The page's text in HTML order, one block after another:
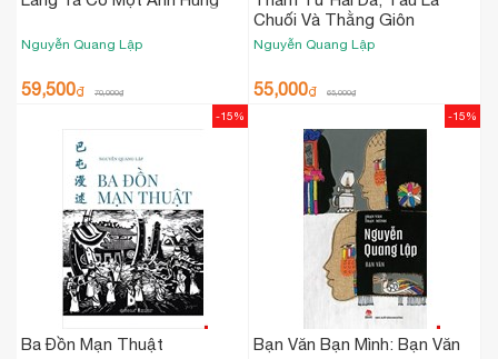
Nguyễn Quang Lập
59,500₫ 70,000₫
Chuối Và Thằng Giôn
Nguyễn Quang Lập
55,000₫ 65,000₫
Ba Đồn Mạn Thuật
-15%
Bạn Văn Bạn Mình: Bạn Văn
-15%